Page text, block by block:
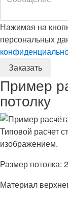
Нажимая на
персональных
Пример
потолку
Типовой расчет
изображением.
Размер потолка:
Материал